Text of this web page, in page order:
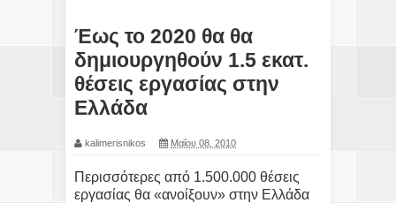
Έως το 2020 θα θα
δημιουργηθούν 1.5 εκατ.
θέσεις εργασίας στην
Ελλάδα
kalimerisnikos Μαΐου 08, 2010
Περισσότερες από 1.500.000 θέσεις
εργασίας θα «ανοίξουν» στην Ελλάδα